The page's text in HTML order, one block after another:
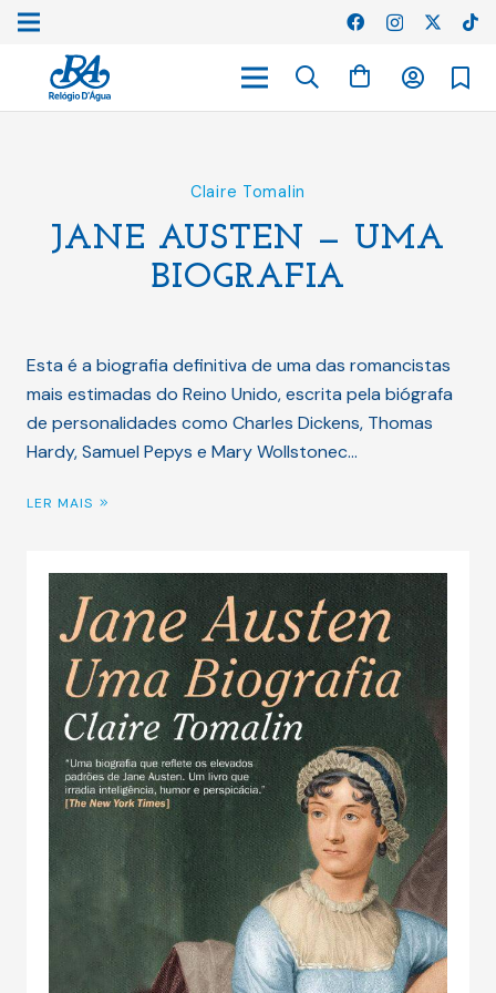
Claire Tomalin
JANE AUSTEN — UMA
BIOGRAFIA
Esta é a biografia definitiva de uma das romancistas
mais estimadas do Reino Unido, escrita pela biógrafa
de personalidades como Charles Dickens, Thomas
Hardy, Samuel Pepys e Mary Wollstonec…
LER MAIS